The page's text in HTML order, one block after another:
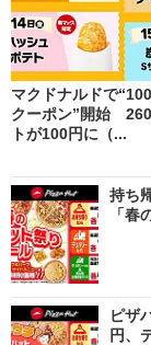
マクドナルドで
クーポン”開始
トが100円に（...
持ち
「春
ピザ
円、